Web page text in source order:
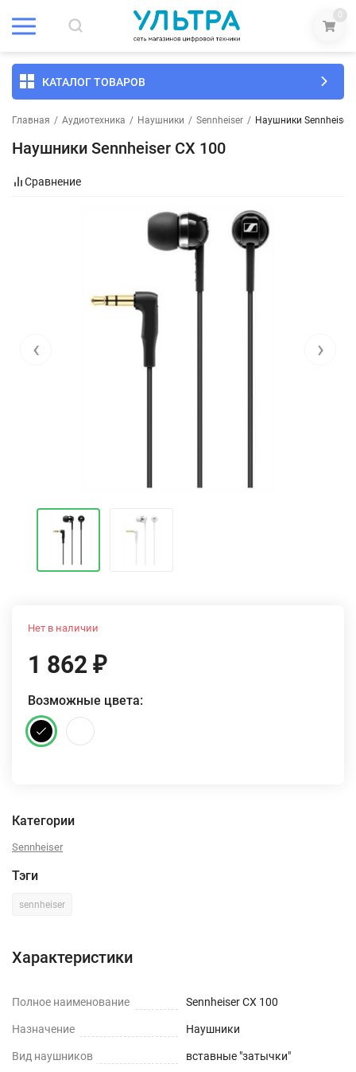
0
КАТАЛОГ ТОВАРОВ
Главная / Аудиотехника / Наушники / Sennheiser / Наушники Sennheiser
Наушники Sennheiser CX 100
Сравнение
‹ ›
Нет в наличии
1 862 ₽
Возможные цвета:
Категории
Sennheiser
Тэги
sennheiser
Характеристики
Полное наименование Sennheiser CX 100
Назначение Наушники
Вид наушников вставные "затычки"